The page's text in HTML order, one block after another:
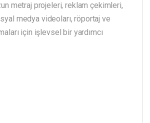
metraj projeleri, reklam çekimleri,
medya videoları, röportaj ve
için işlevsel bir yardımcı